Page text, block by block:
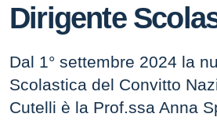
Dirigente
Dal 1° settembre 2024 la
Scolastica del Convitto
Cutelli è la Prof.ssa Anna